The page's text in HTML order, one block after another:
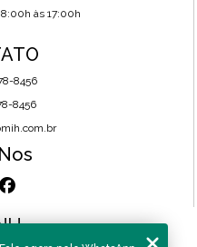
às 17:00h
8456
8456